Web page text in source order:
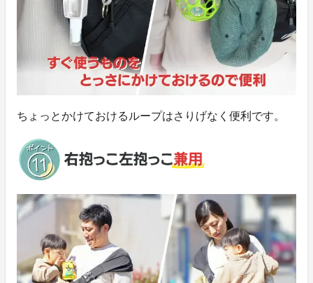
ちょっとかけておけるループはさりげなく便利です。